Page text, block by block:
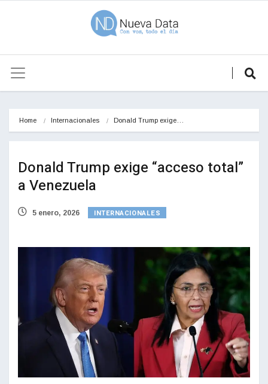
Home Internacionales Donald Trump exige…
Donald Trump exige “acceso total”
a Venezuela
5 enero, 2026 INTERNACIONALES